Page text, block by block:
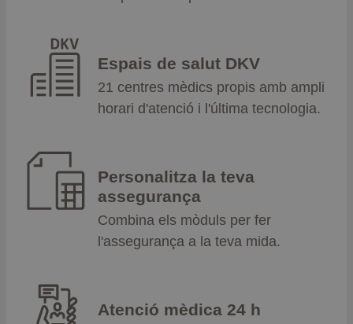
Espais de salut DKV
21 centres mèdics propis amb ampli
horari d'atenció i l'última tecnologia.
Personalitza la teva
assegurança
Combina els mòduls per fer
l'assegurança a la teva mida.
Atenció mèdica 24 h